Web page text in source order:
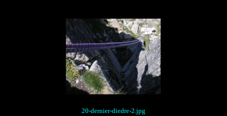
20-dernier-diedre-2.jpg